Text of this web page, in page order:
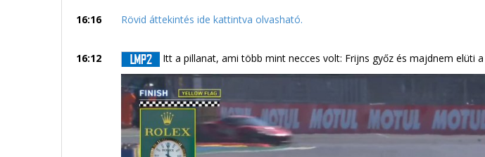
16:16 Rövid áttekintés ide kattintva olvasható.
16:12 Itt a pillanat, ami több mint necces volt: Frijns győz és majdnem elüti